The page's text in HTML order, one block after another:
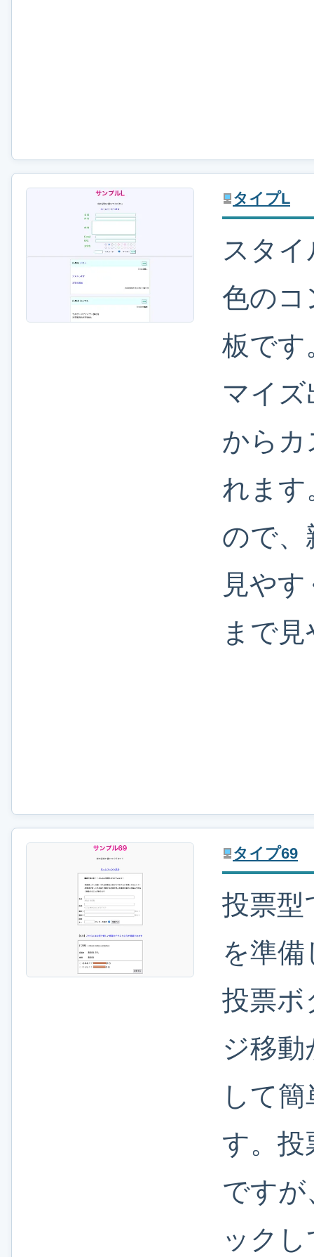
タイプL
スタ
色のコ
板です
マイ
から
れます
ので、
見や
まで
タイプ69
投票型
を準
投票ボ
ジ移
して
す。投
です
ック